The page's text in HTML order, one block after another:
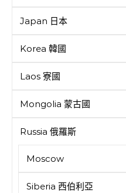
Japan 日本
Korea 韓國
Laos 寮國
Mongolia 蒙古國
Russia 俄羅斯
Moscow
Siberia 西伯利亞